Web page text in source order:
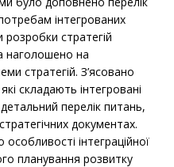
інтегрованих
стратегій
наголошено на
стратегій. З’ясовано
складають інтегровані
перелік питань,
документах.
інтеграційної
планування розвитку